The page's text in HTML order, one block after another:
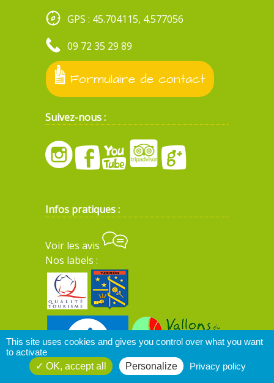
GPS : 45.704115, 4.577056
09 72 35 29 89
Formulaire de contact
Suivez-nous :
Infos pratiques :
Voir les avis
Nos labels :
This site uses cookies and gives you control over what you want
to activate
OK, accept all
Personalize Privacy policy